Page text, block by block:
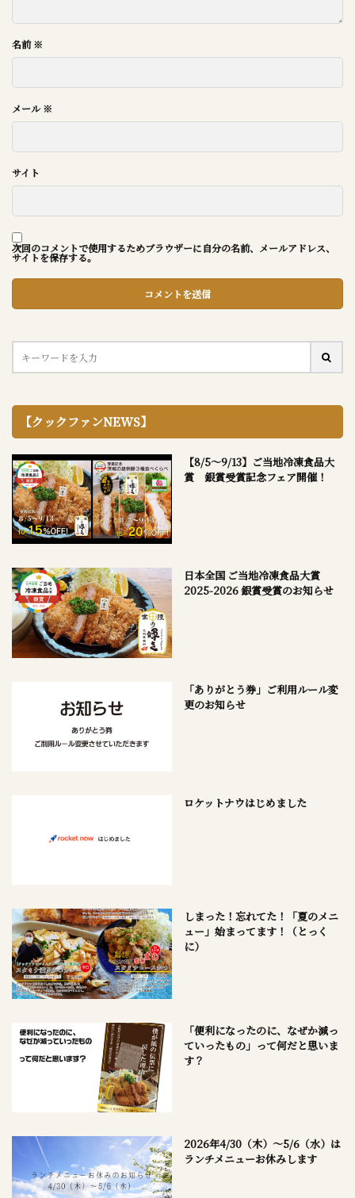
名前※
メール※
サイト
次回のコメントで使用するためブラウザーに自分の名前、メールアドレス、
サイトを保存する。
【クックファンNEWS】
【8/5～9/13】ご当地冷凍食品大
賞 銀賞受賞記念フェア開催！
日本全国 ご当地冷凍食品大賞
2025-2026 銀賞受賞のお知らせ
「ありがとう券」ご利用ルール変
更のお知らせ
ロケットナウはじめました
しまった！忘れてた！「夏のメニ
ュー」始まってます！（とっく
に）
「便利になったのに、なぜか減っ
ていったもの」って何だと思いま
す？
2026年4/30（木）～5/6（水）は
ランチメニューお休みします